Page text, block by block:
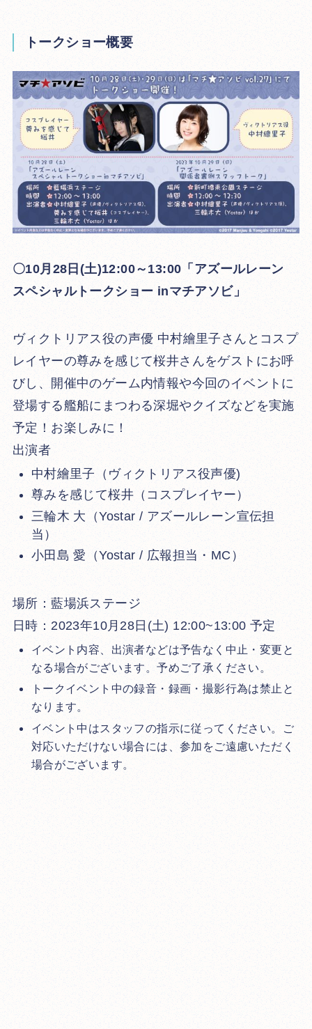
トークショー概要
〇10月28日(土)12:00～13:00「アズールレーン
スペシャルトークショー inマチアソビ」
ヴィクトリアス役の声優 中村繪里子さんとコスプ
レイヤーの尊みを感じて桜井さんをゲストにお呼
びし、開催中のゲーム内情報や今回のイベントに
登場する艦船にまつわる深堀やクイズなどを実施
予定！お楽しみに！
出演者
中村繪里子（ヴィクトリアス役声優)
尊みを感じて桜井（コスプレイヤー）
三輪木 大（Yostar / アズールレーン宣伝担
当）
小田島 愛（Yostar / 広報担当・MC）
場所：藍場浜ステージ
日時：2023年10月28日(土) 12:00~13:00 予定
イベント内容、出演者などは予告なく中止・変更と
なる場合がございます。予めご了承ください。
トークイベント中の録音・録画・撮影行為は禁止と
なります。
イベント中はスタッフの指示に従ってください。ご
対応いただけない場合には、参加をご遠慮いただく
場合がございます。